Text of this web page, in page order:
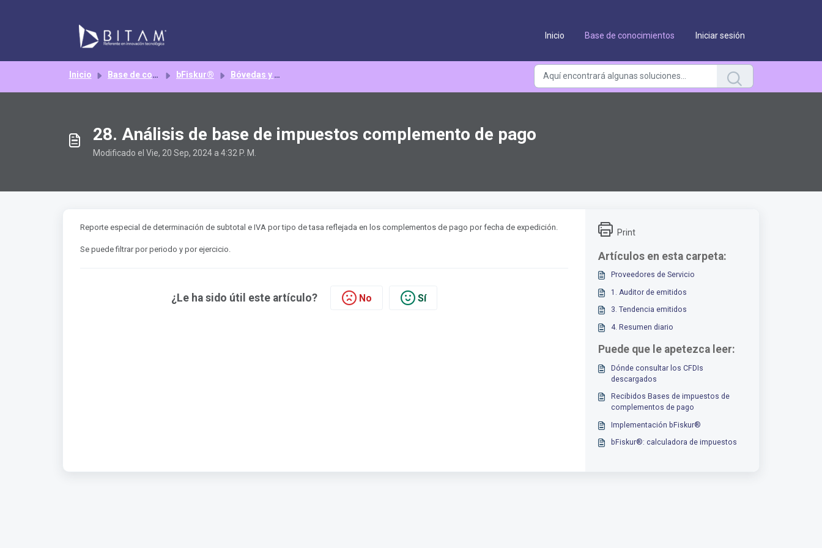
Inicio Base de conocimientos Iniciar sesión
Inicio Base de conocimientos bFiskur® Bóvedas y tableros BI
28. Análisis de base de impuestos complemento de pago
Modificado el Vie, 20 Sep, 2024 a 4:32 P. M.
Reporte especial de determinación de subtotal e IVA por tipo de tasa reflejada en los complementos de pago por fecha de expedición.
Se puede filtrar por periodo y por ejercicio.
¿Le ha sido útil este artículo? No Sí
Print
Artículos en esta carpeta:
Proveedores de Servicio
1. Auditor de emitidos
3. Tendencia emitidos
4. Resumen diario
Puede que le apetezca leer:
Dónde consultar los CFDIs
descargados
Recibidos Bases de impuestos de
complementos de pago
Implementación bFiskur®︎
bFiskur®︎: calculadora de impuestos